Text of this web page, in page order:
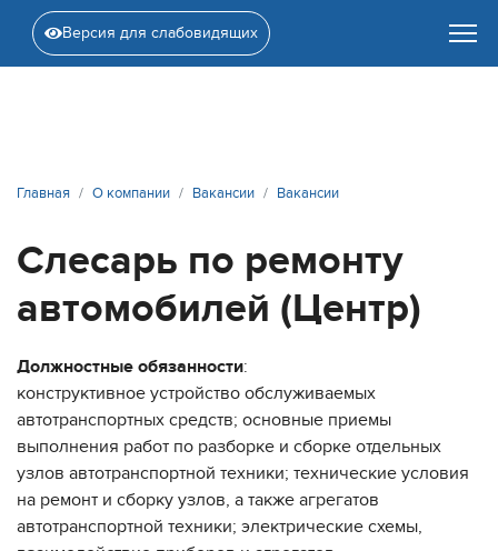
Версия для слабовидящих
Главная О компании Вакансии Вакансии
Слесарь по ремонту
автомобилей (Центр)
Должностные обязанности:
конструктивное устройство обслуживаемых
автотранспортных средств; основные приемы
выполнения работ по разборке и сборке отдельных
узлов автотранспортной техники; технические условия
на ремонт и сборку узлов, а также агрегатов
автотранспортной техники; электрические схемы,